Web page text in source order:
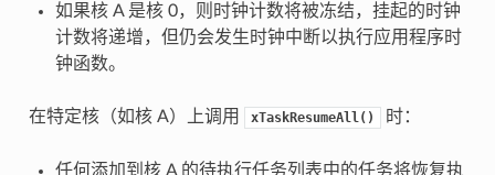
如果核 A 是核 0，则时钟计数将被冻结，挂起的时钟
计数将递增，但仍会发生时钟中断以执行应用程序时
钟函数。
在特定核（如核 A）上调用 xTaskResumeAll() 时：
任何添加到核 A 的待执行任务列表中的任务将恢复执